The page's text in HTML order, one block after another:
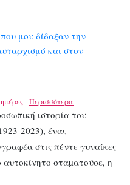
μου δίδαξαν την
και στον
Περισσότερα
ιστορία του
2023), ένας
στις πέντε γυναίκες
σταµατούσε, η